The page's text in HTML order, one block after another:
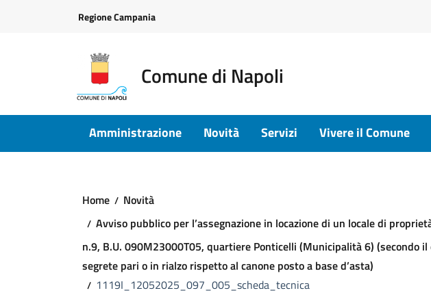
Regione Campania
Comune di Napoli
Amministrazione Novità Servizi Vivere il Comune
Home
Novità
Avviso pubblico per l’assegnazione in locazione di un locale di
n.9, B.U. 090M23000T05, quartiere Ponticelli (Municipalità 6)
segrete pari o in rialzo rispetto al canone posto a base d’asta)
1119I_12052025_097_005_scheda_tecnica